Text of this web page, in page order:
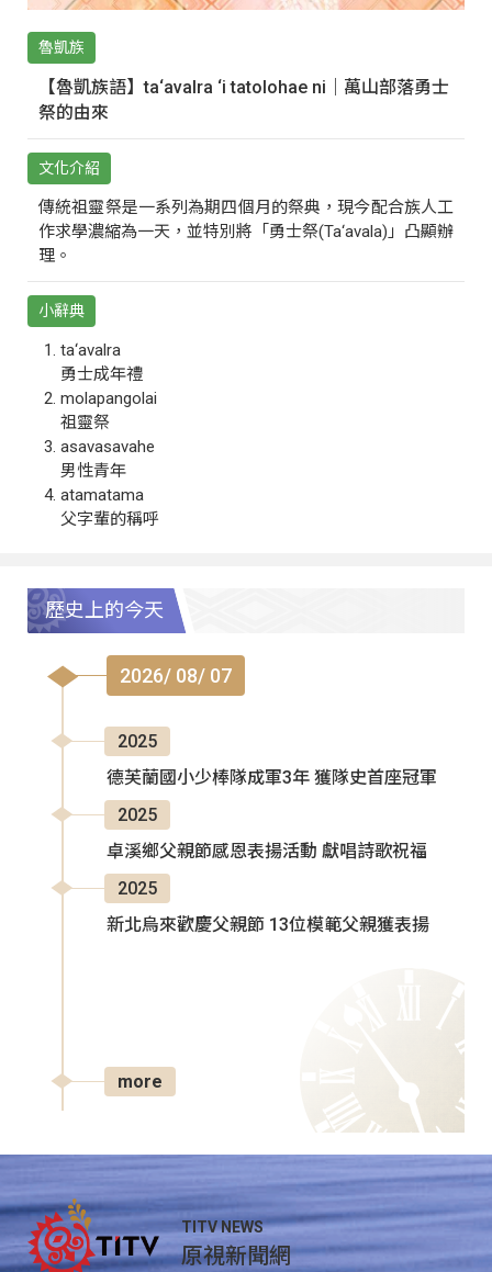
魯凱族
【魯凱族語】ta‘avalra ‘i tatolohae ni｜萬山部落勇士
祭的由來
文化介紹
傳統祖靈祭是一系列為期四個月的祭典，現今配合族人工
作求學濃縮為一天，並特別將「勇士祭(Ta‘avala)」凸顯辦
理。
小辭典
ta‘avalra
勇士成年禮
molapangolai
祖靈祭
asavasavahe
男性青年
atamatama
父字輩的稱呼
歷史上的今天
2026/ 08/ 07
2025
德芙蘭國小少棒隊成軍3年 獲隊史首座冠軍
2025
卓溪鄉父親節感恩表揚活動 獻唱詩歌祝福
2025
新北烏來歡慶父親節 13位模範父親獲表揚
more
TITV NEWS
原視新聞網